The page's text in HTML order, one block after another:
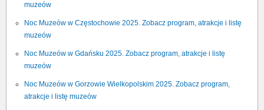
muzeów
Noc Muzeów w Częstochowie 2025. Zobacz program, atrakcje i listę
muzeów
Noc Muzeów w Gdańsku 2025. Zobacz program, atrakcje i listę
muzeów
Noc Muzeów w Gorzowie Wielkopolskim 2025. Zobacz program,
atrakcje i listę muzeów